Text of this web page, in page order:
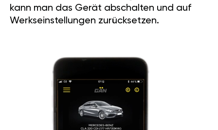
kann man das Gerät abschalten und auf
Werkseinstellungen zurücksetzen.